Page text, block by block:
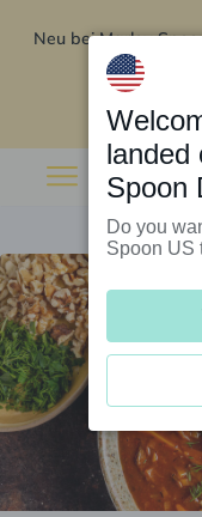
Neu bei Marley
Rabatt
landed
Spoon
Do you
Spoon US